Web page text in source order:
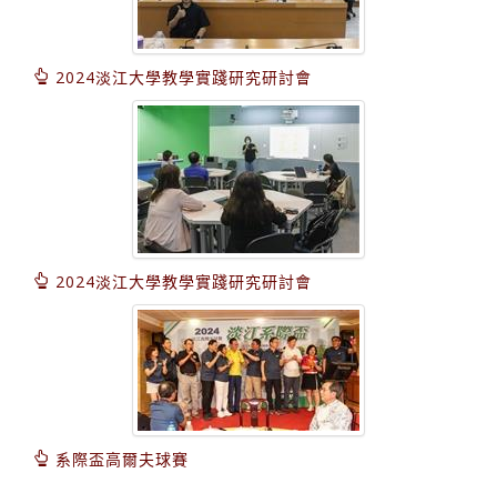
2024淡江大學教學實踐研究研討會
2024淡江大學教學實踐研究研討會
系際盃高爾夫球賽